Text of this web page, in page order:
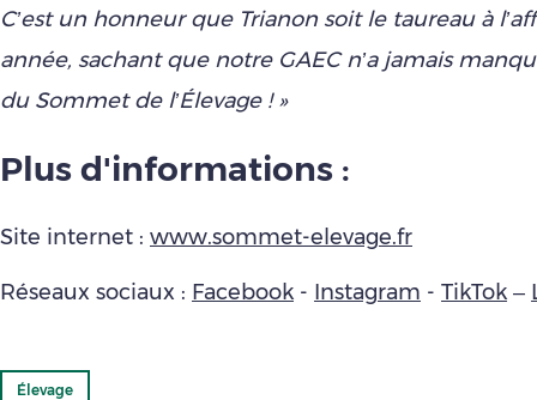
C’est un honneur que Trianon soit le taureau à
année, sachant que notre GAEC n’a jamais
du Sommet de l’Élevage ! »
Plus d'informations :
Site internet : www.sommet-elevage.fr
Réseaux sociaux : Facebook - Instagram - TikTok –
Élevage